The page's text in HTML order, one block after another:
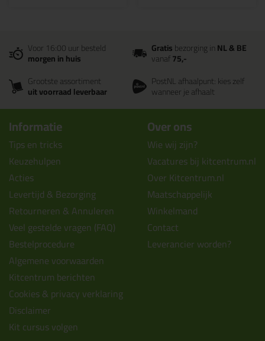
Voor 16:00 uur besteld
morgen in huis
Gratisbezorging inNL & BE
vanaf75,-
Grootste assortiment
uit voorraad leverbaar
PostNL afhaalpunt: kies zelf
wanneer je afhaalt
Informatie
Tips en tricks
Keuzehulpen
Acties
Levertijd & Bezorging
Retourneren & Annuleren
Veel gestelde vragen (FAQ)
Bestelprocedure
Algemene voorwaarden
Kitcentrum berichten
Cookies & privacy verklaring
Disclaimer
Kit cursus volgen
Over ons
Wie wij zijn?
Vacatures bij kitcentrum.nl
Over Kitcentrum.nl
Maatschappelijk
Winkelmand
Contact
Leverancier worden?